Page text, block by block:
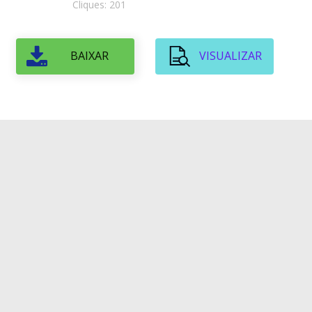
Cliques: 201
BAIXAR VISUALIZAR